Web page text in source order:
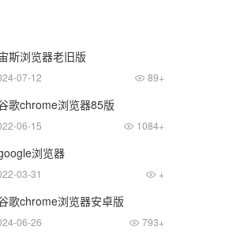
斯浏览器老旧版
07-12 89+
歌chrome浏览器85版
06-15 1084+
浏览器
03-31 +
歌chrome浏览器安卓版
06-26 793+